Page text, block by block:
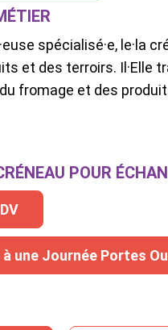
spécialisé·e, le·la
et des terroirs.
fromage et des
POUR
une Journée Portes